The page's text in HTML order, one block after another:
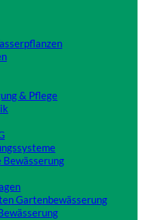
& Pflege
Gartenbewässerung